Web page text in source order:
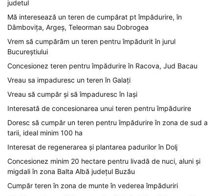
judetul
Mă interesează un teren de cumpărat pt împădurire, în
Dâmbovița, Argeș, Teleorman sau Dobrogea
Vrem să cumpărăm un teren pentru împădurit în jurul
Bucureștiului
Concesionez teren pentru împădurire în Racova, Jud Bacau
Vreau sa impaduresc un teren în Galați
Vreau să cumpăr și să împaduresc în Iași
Interesată de concesionarea unui teren pentru împădurire
Doresc să cumpăr un teren pentru împădurire în zona de sud a
tarii, ideal minim 100 ha
Interesat de regenerarea și plantarea padurilor în Dolj
Concesionez minim 20 hectare pentru livadă de nuci, aluni și
migdali în zona Balta Albă județul Buzău
Cumpăr teren în zona de munte în vederea împăduriri